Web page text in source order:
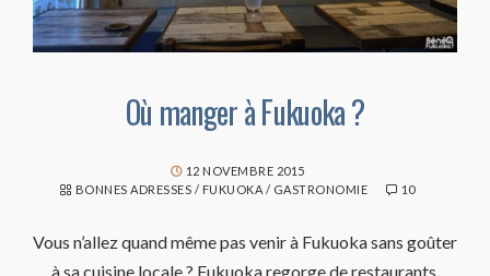
Où manger à Fukuoka ?
12 NOVEMBRE 2015
BONNES ADRESSES / FUKUOKA / GASTRONOMIE 10
Vous n’allez quand même pas venir à Fukuoka sans goûter
à sa cuisine locale ? Fukuoka regorge de restaurants,